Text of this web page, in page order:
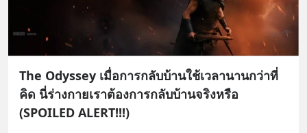
The Odyssey เมื่อการกลับบ้านใช้เวลานานกว่าที่
คิด นี่ร่างกายเราต้องการกลับบ้านจริงหรือ
(SPOILED ALERT!!!)